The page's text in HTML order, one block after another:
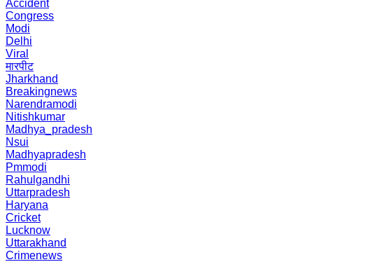
Accident
Congress
Modi
Delhi
Viral
मारपीट
Jharkhand
Breakingnews
Narendramodi
Nitishkumar
Madhya_pradesh
Nsui
Madhyapradesh
Pmmodi
Rahulgandhi
Uttarpradesh
Haryana
Cricket
Lucknow
Uttarakhand
Crimenews